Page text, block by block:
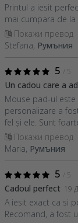
Printul a iesit
mai cumpara de la
Покажи превод
Stefana, Румъния
5 / 5
Un cadou care a
Mouse pad-ul este
personalizare a
fel și ele. Sunt
Покажи превод
Maria, Румъния
5 / 5
Cadoul perfect 19
A iesit exact ca si
Recomand, a fost